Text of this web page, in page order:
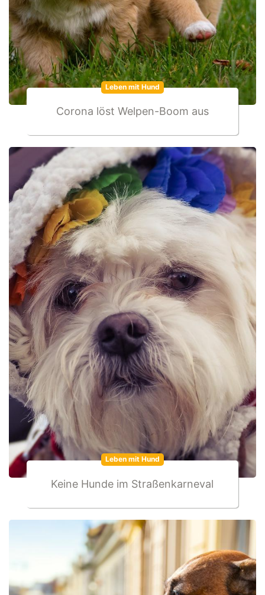
Leben mit Hund
Corona löst Welpen-Boom aus
Leben mit Hund
Keine Hunde im Straßenkarneval